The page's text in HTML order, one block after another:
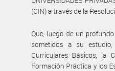
(CIN) a través de la
Que, luego de un
sometidos a su estudio,
Curriculares Básicos, la
Formación Práctica y los